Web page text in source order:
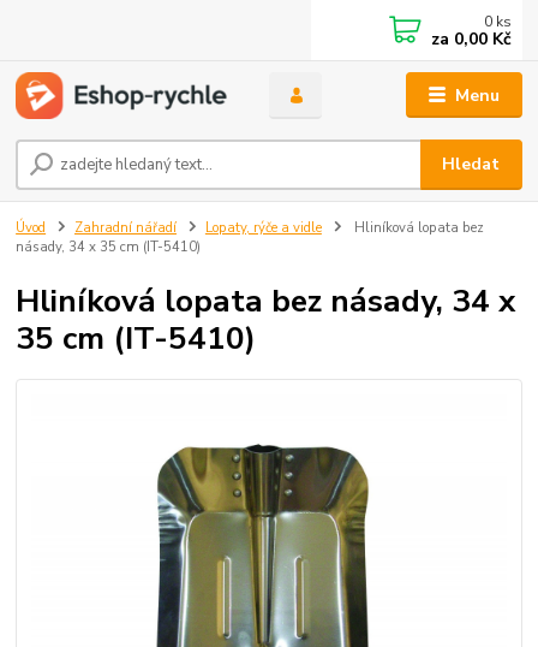
Menu
Hledat
0 ks
za 0,00 Kč
Úvod Zahradní nářadí Lopaty, rýče a vidle
Hliníková lopata bez
násady, 34 x 35 cm (IT-5410)
Hliníková lopata bez násady, 34 x
35 cm (IT-5410)